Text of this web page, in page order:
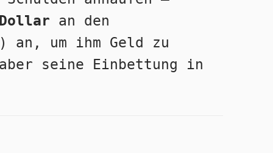
an den
um ihm Geld zu
seine Einbettung in